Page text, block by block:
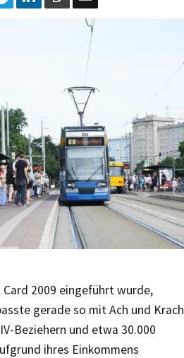
Card 2009 eingeführt wurde,
gerade so mit Ach und Krach
Beziehern und etwa 30.000
ihres Einkommens